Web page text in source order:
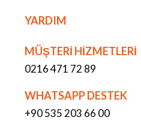
YARDIM
MÜŞTERİ HİZMETLERİ
0216 471 72 89
WHATSAPP DESTEK
+90 535 203 66 00